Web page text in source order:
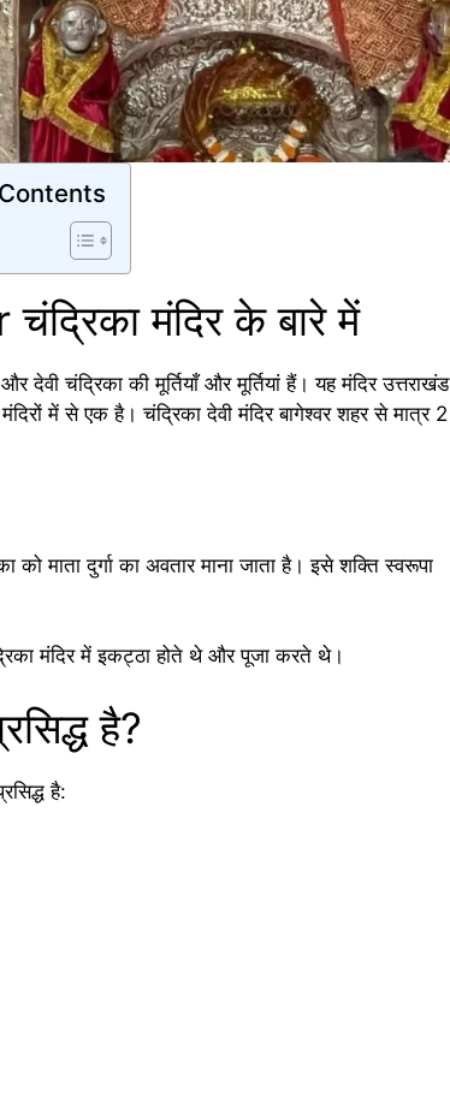
मंदिर के बारे में
देवी चंद्रिका की मूर्तियाँ और मूर्तियां हैं। यह मंदिर उत्तराखंड
में से एक है। चंद्रिका देवी मंदिर बागेश्वर शहर से मात्र 2
को माता दुर्गा का अवतार माना जाता है। इसे शक्ति स्वरूपा
मंदिर में इकट्ठा होते थे और पूजा करते थे।
है?
है: